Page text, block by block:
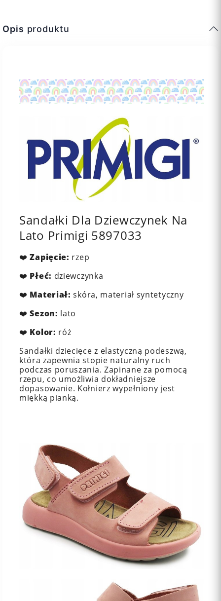
Opis produktu
Sandałki Dla Dziewczynek Na
Lato Primigi 5897033
❤️Zapięcie: rzep
❤️ Płeć: dziewczynka
❤️ Materiał:skóra, materiał syntetyczny
❤️ Sezon: lato
❤️ Kolor: róż
Sandałki dziecięce z elastyczną podeszwą,
która zapewnia stopie naturalny ruch
podczas poruszania. Zapinane za pomocą
rzepu, co umożliwia dokładniejsze
dopasowanie. Kołnierz wypełniony jest
miękką pianką.